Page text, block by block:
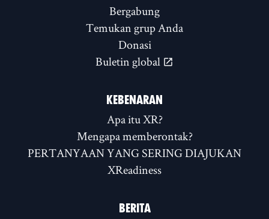
Bergabung
Temukan grup Anda
Donasi
Buletin global
KEBENARAN
Apa itu XR?
Mengapa memberontak?
PERTANYAAN YANG SERING DIAJUKAN
XReadiness
BERITA